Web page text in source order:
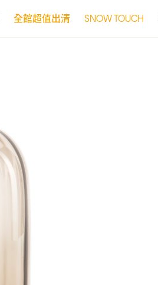
全館超值出清 SNOW TOUCH